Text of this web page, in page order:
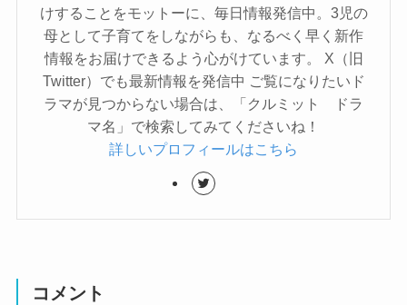
けすることをモットーに、毎日情報発信中。3児の
母として子育てをしながらも、なるべく早く新作
情報をお届けできるよう心がけています。 X（旧
Twitter）でも最新情報を発信中 ご覧になりたいド
ラマが見つからない場合は、「クルミット ドラ
マ名」で検索してみてくださいね！
詳しいプロフィールはこちら
コメント